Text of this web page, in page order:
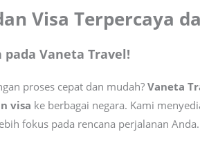
Visa Terpercaya
pada Vaneta Travel!
proses cepat dan mudah?Vaneta
visa ke berbagai negara. Kami
fokus pada rencana perjalanan Anda.